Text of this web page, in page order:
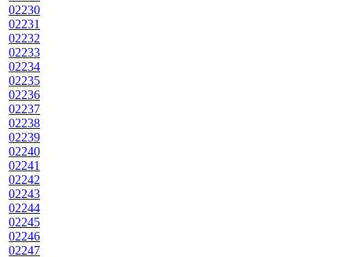
02230
02231
02232
02233
02234
02235
02236
02237
02238
02239
02240
02241
02242
02243
02244
02245
02246
02247